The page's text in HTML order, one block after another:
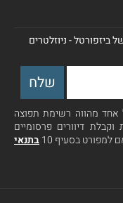
ביזפורטל - ניוזלטרים
אחד מהווה רשימת תפוצה
דיוורים פרסומיים
בסעיף 10
בתנאי